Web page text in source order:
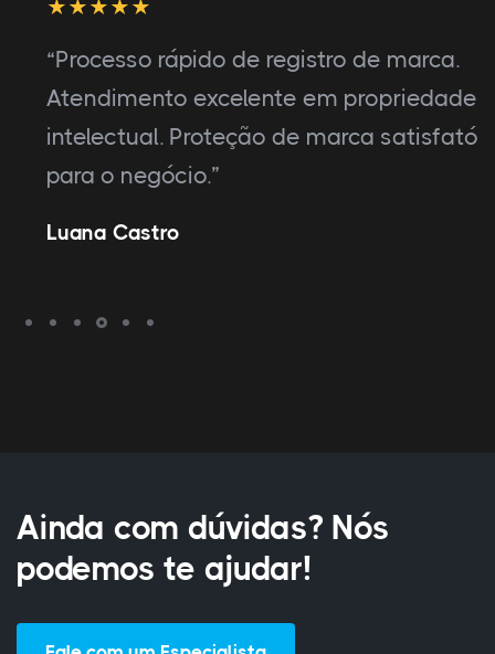
“Processo rápido de registro de marca.
Atendimento excelente em propriedade
intelectual. Proteção de marca satisfatória
para o negócio.”
Luana Castro
Ainda com dúvidas? Nós
podemos te ajudar!